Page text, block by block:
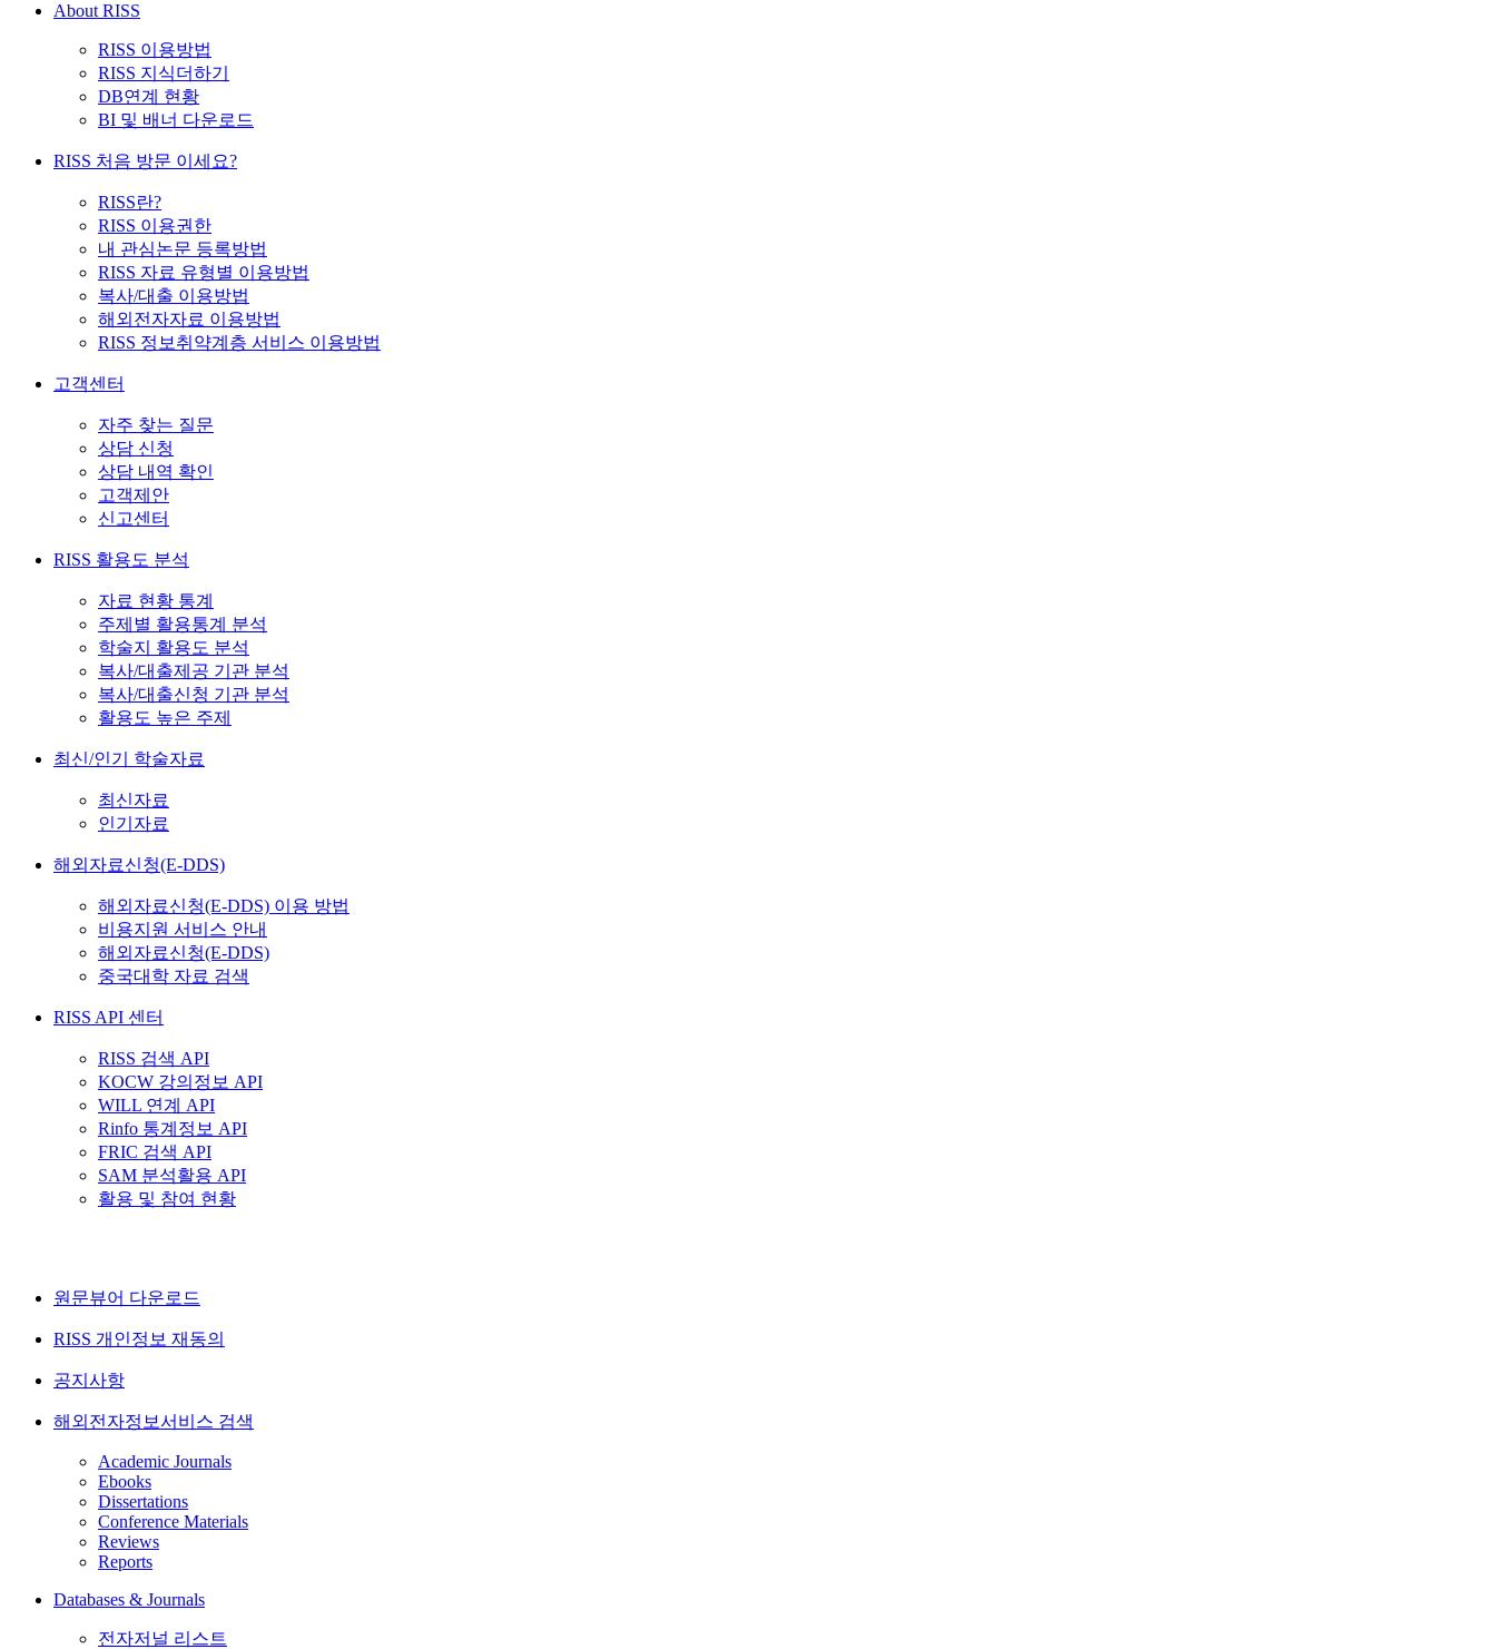
About RISS
RISS 이용방법
RISS 지식더하기
DB연계 현황
BI 및 배너 다운로드
RISS 처음 방문 이세요?
RISS란?
RISS 이용권한
내 관심논문 등록방법
RISS 자료 유형별 이용방법
복사/대출 이용방법
해외전자자료 이용방법
RISS 정보취약계층 서비스 이용방법
고객센터
자주 찾는 질문
상담 신청
상담 내역 확인
고객제안
신고센터
RISS 활용도 분석
자료 현황 통계
주제별 활용통계 분석
학술지 활용도 분석
복사/대출제공 기관 분석
복사/대출신청 기관 분석
활용도 높은 주제
최신/인기 학술자료
최신자료
인기자료
해외자료신청(E-DDS)
해외자료신청(E-DDS) 이용 방법
비용지원 서비스 안내
해외자료신청(E-DDS)
중국대학 자료 검색
RISS API 센터
RISS 검색 API
KOCW 강의정보 API
WILL 연계 API
Rinfo 통계정보 API
FRIC 검색 API
SAM 분석활용 API
활용 및 참여 현황
원문뷰어 다운로드
RISS 개인정보 재동의
공지사항
해외전자정보서비스 검색
Academic Journals
Ebooks
Dissertations
Conference Materials
Reviews
Reports
Databases & Journals
전자저널 리스트